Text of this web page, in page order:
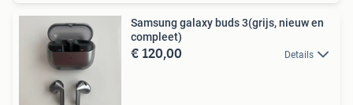
Samsung galaxy buds 3(grijs, nieuw en
compleet)
€ 120,00 Details